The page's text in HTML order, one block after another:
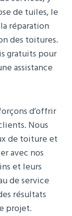
de tuiles, le
réparation
des toitures.
gratuits pour
assistance
d’offrir
Nous
de toiture et
avec nos
et leurs
de service
résultats
projet.